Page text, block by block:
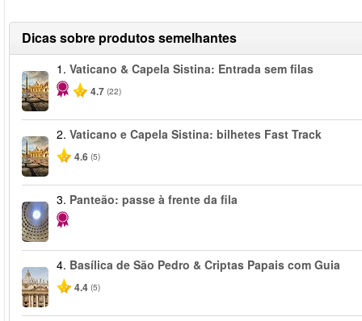
Dicas sobre produtos semelhantes
1. Vaticano & Capela Sistina: Entrada sem filas
4.7 (22)
2. Vaticano e Capela Sistina: bilhetes Fast Track
4.6 (5)
3. Panteão: passe à frente da fila
4. Basílica de São Pedro & Criptas Papais com Guia
4.4 (5)